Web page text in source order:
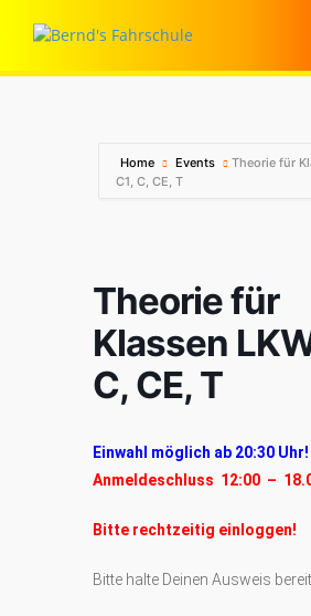
Home Events
Theorie für
C1, C, CE, T
Theorie für
Klassen
C, CE, T
Einwahl möglich ab 20:30
Anmeldeschluss 12:00 –
Bitte rechtzeitig einloggen!
Bitte halte Deinen Ausweis bereit.